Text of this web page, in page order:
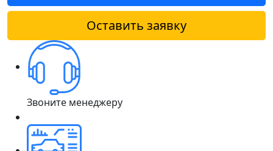
Оставить заявку
Звоните менеджеру